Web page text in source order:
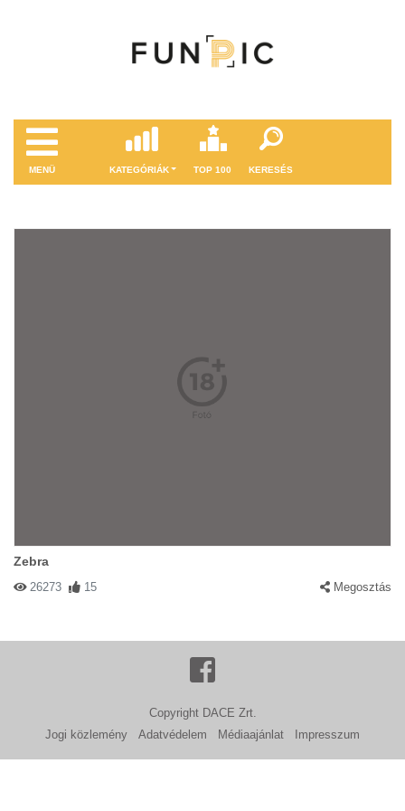
MENÜ KATEGÓRIÁK TOP 100 KERESÉS
Zebra
26273 15 Megosztás
Copyright DACE Zrt.
Jogi közlemény
Adatvédelem Médiaajánlat Impresszum